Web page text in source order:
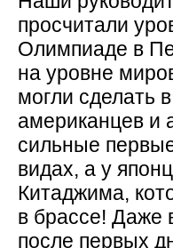
просчитали
Олимпиаде в
на уровне
могли сделать
американцев и
сильные
видах, а у
Китаджима,
в брассе! Даже
после первых